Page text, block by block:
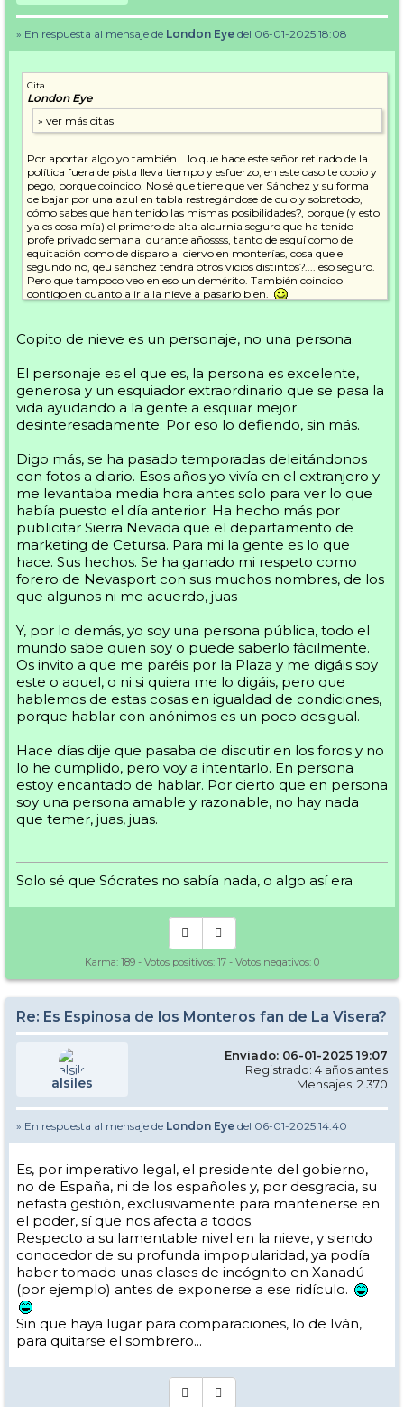
» En respuesta al mensaje de London Eye del 06-01-2025 18:08
Cita
London Eye
Por aportar algo yo también... lo que hace este señor retirado de la
política fuera de pista lleva tiempo y esfuerzo, en este caso te copio y
pego, porque coincido. No sé que tiene que ver Sánchez y su forma
de bajar por una azul en tabla restregándose de culo y sobretodo,
cómo sabes que han tenido las mismas posibilidades?, porque (y esto
ya es cosa mía) el primero de alta alcurnia seguro que ha tenido
profe privado semanal durante añossss, tanto de esquí como de
equitación como de disparo al ciervo en monterías, cosa que el
segundo no, qeu sánchez tendrá otros vicios distintos?.... eso seguro.
Pero que tampoco veo en eso un demérito. También coincido
contigo en cuanto a ir a la nieve a pasarlo bien.
él, aparte de que me aburre, lo resumo en un odiador de los "dadores"
del curvin... igual es que sabe más que nadie por veterano y se cree
igual.
Lo que sí que digo es que cuando uno se posiciona políticamente en
un foro de esquí queda expuesto. Y este tipo ha metido su cuña
política, y no oblicua. O por lo menos yo no lo veo así.
Dejo este tema.
Saludos Carolo.
Copito de nieve es un personaje, no una persona.
El personaje es el que es, la persona es excelente,
generosa y un esquiador extraordinario que se pasa la
vida ayudando a la gente a esquiar mejor
desinteresadamente. Por eso lo defiendo, sin más.
Digo más, se ha pasado temporadas deleitándonos
con fotos a diario. Esos años yo vivía en el extranjero y
me levantaba media hora antes solo para ver lo que
había puesto el día anterior. Ha hecho más por
publicitar Sierra Nevada que el departamento de
marketing de Cetursa. Para mi la gente es lo que
hace. Sus hechos. Se ha ganado mi respeto como
forero de Nevasport con sus muchos nombres, de los
que algunos ni me acuerdo, juas
Y, por lo demás, yo soy una persona pública, todo el
mundo sabe quien soy o puede saberlo fácilmente.
Os invito a que me paréis por la Plaza y me digáis soy
este o aquel, o ni si quiera me lo digáis, pero que
hablemos de estas cosas en igualdad de condiciones,
porque hablar con anónimos es un poco desigual.
Hace días dije que pasaba de discutir en los foros y no
lo he cumplido, pero voy a intentarlo. En persona
estoy encantado de hablar. Por cierto que en persona
soy una persona amable y razonable, no hay nada
que temer, juas, juas.
Solo sé que Sócrates no sabía nada, o algo así era
Karma: 189 - Votos positivos: 17 - Votos negativos: 0
Re: Es Espinosa de los Monteros fan de La Visera?
alsiles
Enviado: 06-01-2025 19:07
Registrado: 4 años antes
Mensajes: 2.370
» En respuesta al mensaje de London Eye del 06-01-2025 14:40
Es, por imperativo legal, el presidente del gobierno,
no de España, ni de los españoles y, por desgracia, su
nefasta gestión, exclusivamente para mantenerse en
el poder, sí que nos afecta a todos.
Respecto a su lamentable nivel en la nieve, y siendo
conocedor de su profunda impopularidad, ya podía
haber tomado unas clases de incógnito en Xanadú
(por ejemplo) antes de exponerse a ese ridículo.
Sin que haya lugar para comparaciones, lo de Iván,
para quitarse el sombrero...